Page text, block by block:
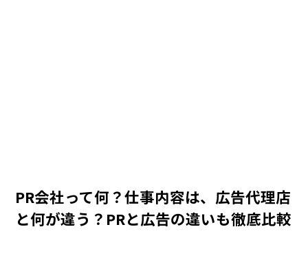
PR会社って何？仕事内容は、広告代理店
と何が違う？PRと広告の違いも徹底比較